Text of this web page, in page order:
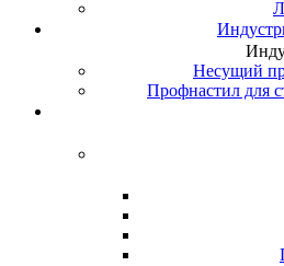
Несущий
Профнастил для